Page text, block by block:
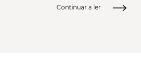
Continuar a ler